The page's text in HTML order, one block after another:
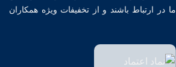
در ارتباط باشند و از تخفیفات ویژه همکاران